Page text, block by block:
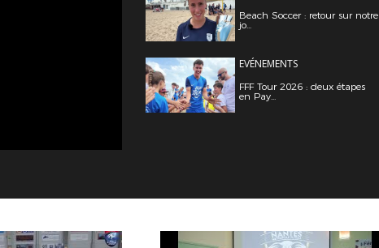
Beach Soccer : retour sur notre
jo...
EVÉNEMENTS
FFF Tour 2026 : deux étapes
en Pay...